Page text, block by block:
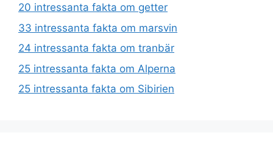
20 intressanta fakta om getter
33 intressanta fakta om marsvin
24 intressanta fakta om tranbär
25 intressanta fakta om Alperna
25 intressanta fakta om Sibirien